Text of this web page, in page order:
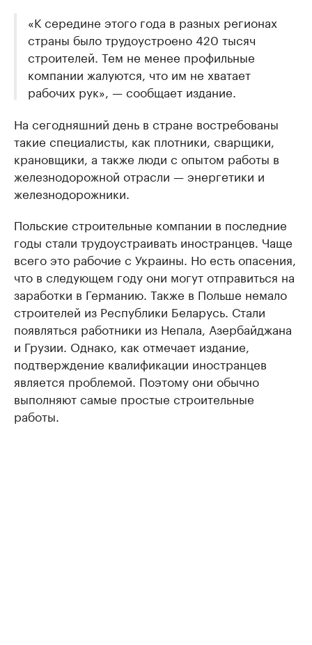
«К середине этого года в разных регионах
страны было трудоустроено 420 тысяч
строителей. Тем не менее профильные
компании жалуются, что им не хватает
рабочих рук», — сообщает издание.
На сегодняшний день в стране востребованы
такие специалисты, как плотники, сварщики,
крановщики, а также люди с опытом работы в
железнодорожной отрасли — энергетики и
железнодорожники.
Польские строительные компании в последние
годы стали трудоустраивать иностранцев. Чаще
всего это рабочие с Украины. Но есть опасения,
что в следующем году они могут отправиться на
заработки в Германию. Также в Польше немало
строителей из Республики Беларусь. Стали
появляться работники из Непала, Азербайджана
и Грузии. Однако, как отмечает издание,
подтверждение квалификации иностранцев
является проблемой. Поэтому они обычно
выполняют самые простые строительные
работы.